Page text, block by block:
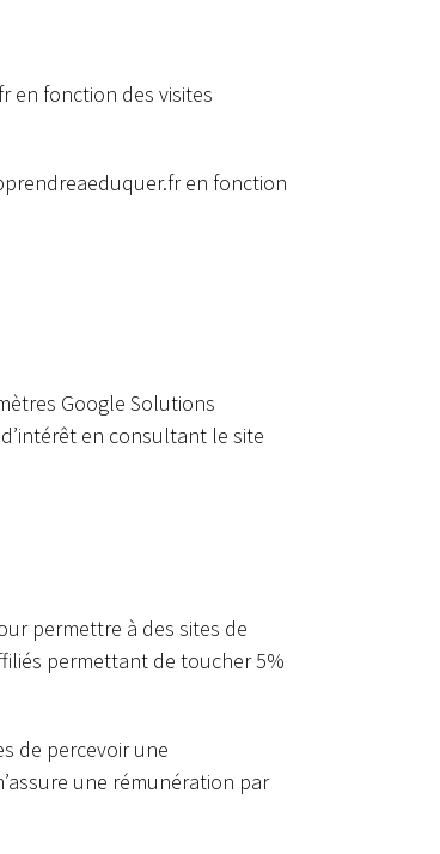
en fonction des visites
en fonction
Google Solutions
en consultant le site
permettre à des sites de
permettant de toucher 5%
de percevoir une
une rémunération par